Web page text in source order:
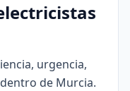
urgencia,
de Murcia.